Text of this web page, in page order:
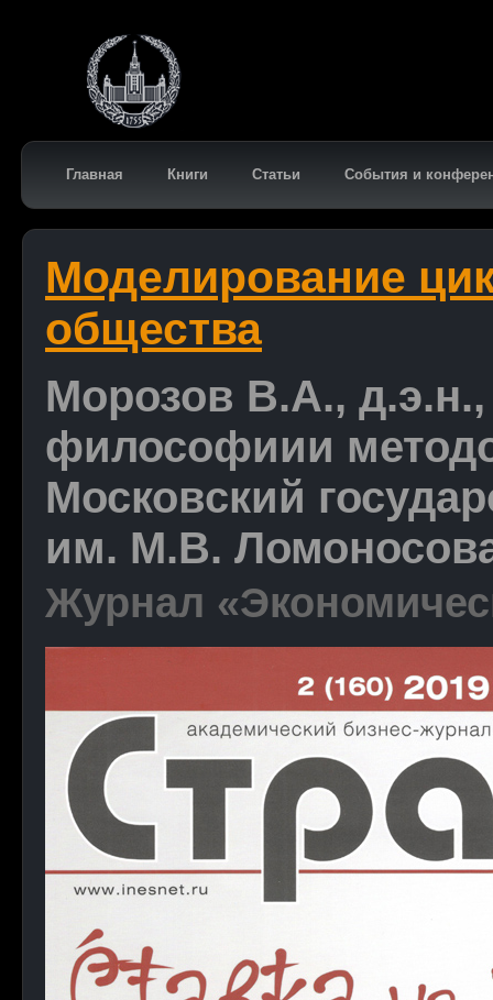
Главная Книги Статьи События и
Моделирование
общества
Морозов В.А.,
философиии
Московский
им. М.В.
Журнал